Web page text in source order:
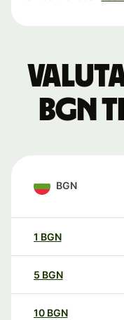
BGN
BGN
1 BGN
5 BGN
10 BGN